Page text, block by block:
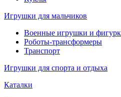
Игрушки для мальчиков
Военные игрушки и
Роботы-трансформеры
Транспорт
Игрушки для спорта и отдыха
Каталки